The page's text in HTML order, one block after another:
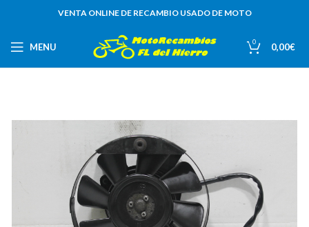
VENTA ONLINE DE RECAMBIO USADO DE MOTO
MENU 0 0,00€